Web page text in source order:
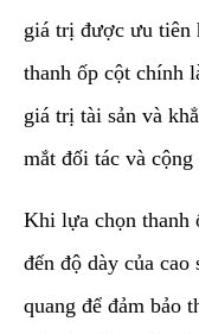
giá trị được ưu tiên
thanh ốp cột chính
giá trị tài sản và
mắt đối tác và
​Khi lựa chọn thanh
đến độ dày của
quang để đảm bảo